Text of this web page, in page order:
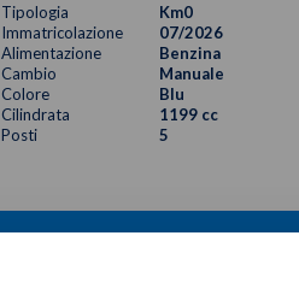
Tipologia
Km0
Immatricolazione
07/2026
Alimentazione
Benzina
Cambio
Manuale
Colore
Blu
Cilindrata
1199 cc
Posti
5